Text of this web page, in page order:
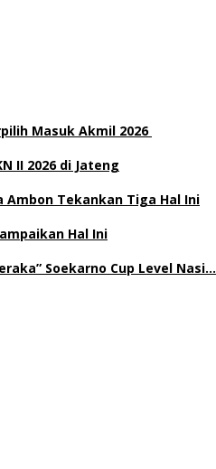
Masuk Akmil 2026
II 2026 di Jateng
Ambon Tekankan Tiga Hal Ini
Hal Ini
Soekarno Cup Level Nasi…